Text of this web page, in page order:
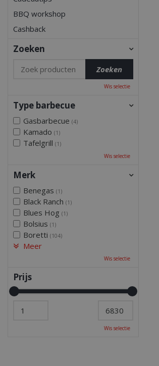
BBQ workshop
Cashback
Zoeken
Wis selectie
Type barbecue
Gasbarbecue (4)
Kamado (1)
Tafelgrill (1)
Wis selectie
Merk
Benegas (1)
Black Ranch (1)
Blues Hog (1)
Bolsius (1)
Boretti (104)
Meer
Wis selectie
Prijs
Wis selectie